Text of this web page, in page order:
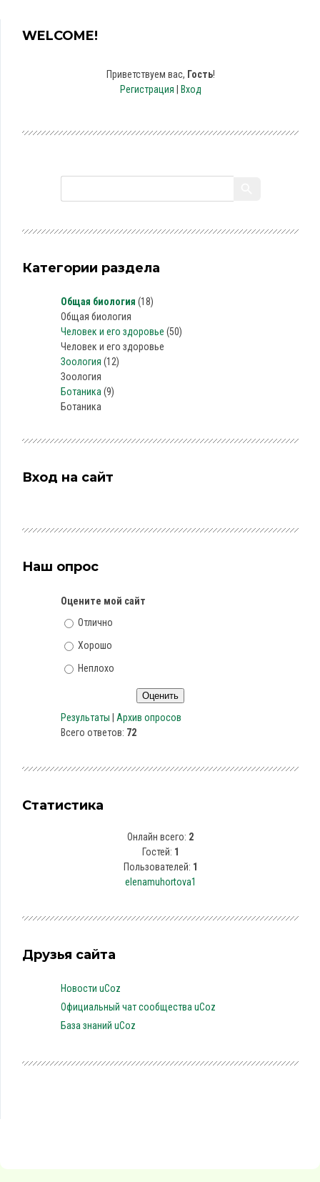
WELCOME!
Приветствуем вас, Гость!
Регистрация
Вход
Категории раздела
Общая биология (18)
Общая биология
Человек и его здоровье (50)
Человек и его здоровье
Зоология (12)
Зоология
Ботаника (9)
Ботаника
Вход на сайт
Наш опрос
Оцените мой сайт
Отлично
Хорошо
Неплохо
Результаты
Архив опросов
Всего ответов: 72
Статистика
Онлайн всего: 2
Гостей: 1
Пользователей: 1
elenamuhortova1
Друзья сайта
Новости uCoz
Официальный чат сообщества uCoz
База знаний uCoz